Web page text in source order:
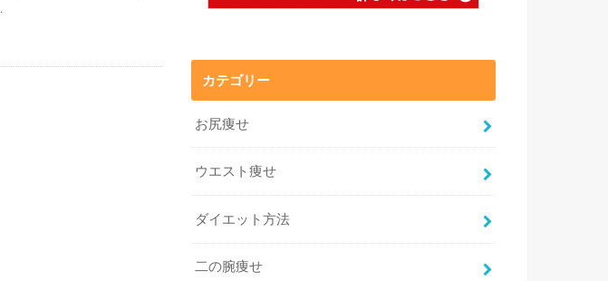
カテゴリー
お尻痩せ
ウエスト痩せ
ダイエット方法
二の腕痩せ